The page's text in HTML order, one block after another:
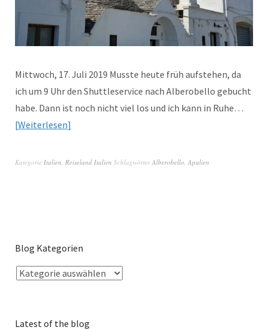
Mittwoch, 17. Juli 2019 Musste heute früh aufstehen, da
ich um 9 Uhr den Shuttleservice nach Alberobello gebucht
habe. Dann ist noch nicht viel los und ich kann in Ruhe…
Weiterlesen
Kategorie Italien Reiseland Italien SchlagwörterAlberobello Apulien
Blog Kategorien
Latest of the blog